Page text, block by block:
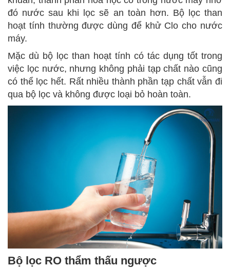
đó nước sau khi lọc sẽ an toàn hơn. Bộ lọc than
hoạt tính thường được dùng để khử Clo cho nước
máy.
Mặc dù bộ lọc than hoạt tính có tác dụng tốt trong
việc lọc nước, nhưng không phải tạp chất nào cũng
có thể lọc hết. Rất nhiều thành phần tạp chất vẫn đi
qua bộ lọc và không được loại bỏ hoàn toàn.
Bộ lọc RO thẩm thấu ngược